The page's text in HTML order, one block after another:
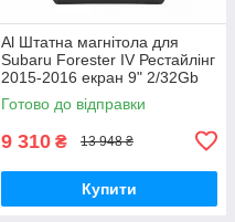
Al Штатна магнітола для
Subaru Forester IV Рестайлінг
2015-2016 екран 9" 2/32Gb
4G Wi-Fi GPS Top Android
Готово до відправки
9 310 ₴ 13 948 ₴
Купити